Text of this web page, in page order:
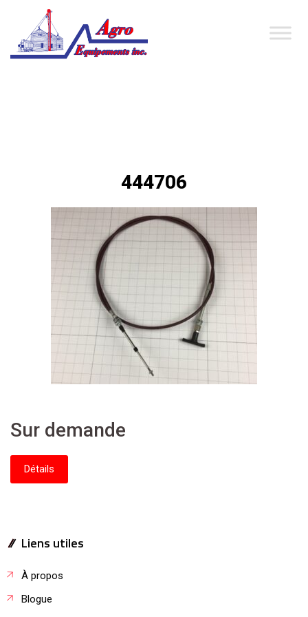
444706
Sur demande
Détails
Liens utiles
À propos
Blogue